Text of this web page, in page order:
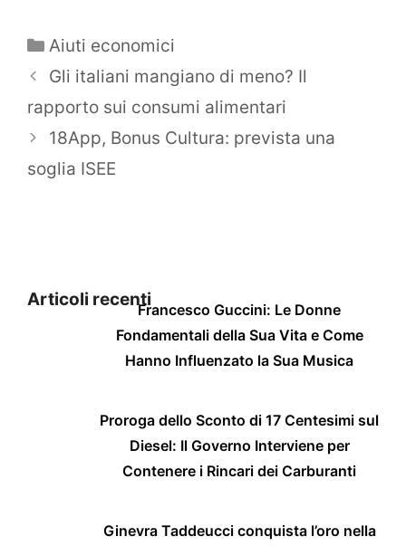
Categorie
Aiuti economici
Gli italiani mangiano di meno? Il
rapporto sui consumi alimentari
18App, Bonus Cultura: prevista una
soglia ISEE
Articoli recentiFrancesco Guccini: Le Donne
Fondamentali della Sua Vita e Come
Hanno Influenzato la Sua Musica
Proroga dello Sconto di 17 Centesimi sul
Diesel: Il Governo Interviene per
Contenere i Rincari dei Carburanti
Ginevra Taddeucci conquista l’oro nella